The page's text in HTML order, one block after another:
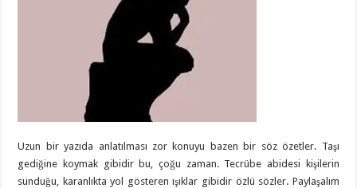
Uzun bir yazıda anlatılması zor konuyu bazen bir söz özetler. Taşı
gediğine koymak gibidir bu, çoğu zaman. Tecrübe abidesi kişilerin
sunduğu, karanlıkta yol gösteren ışıklar gibidir özlü sözler. Paylaşalım